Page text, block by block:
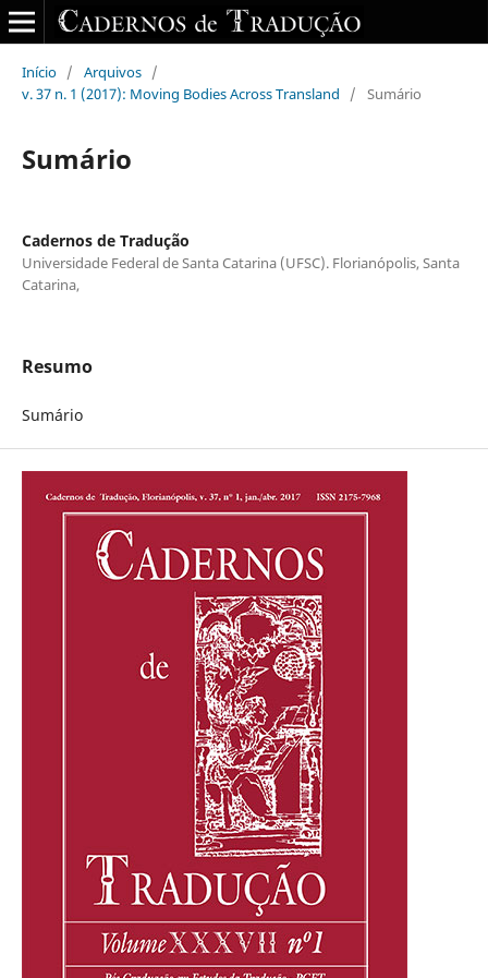
Início / Arquivos /
v. 37 n. 1 (2017): Moving Bodies Across Transland
/ Sumário
Sumário
Cadernos de Tradução
Universidade Federal de Santa Catarina (UFSC). Florianópolis, Santa
Catarina,
Resumo
Sumário